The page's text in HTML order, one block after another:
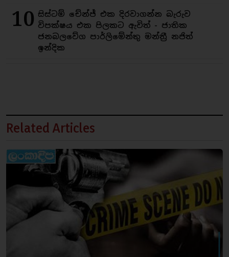
10 සිස්ටම් චේන්ජ් එක දිරවාගන්න බැරුව
විපක්ෂය එක පිලකට ඇවිත් - ජාතික
ජනබලවේග පාර්ලිමේන්තු මන්ත්‍රී නජිත්
ඉන්දික
Related Articles